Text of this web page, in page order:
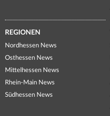
REGIONEN
Nordhessen News
Osthessen News
Mittelhessen News
Rhein-Main News
Südhessen News